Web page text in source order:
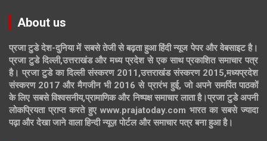
About us
प्रजा टुडे देश-दुनिया में सबसे तेजी से बढ़ता हुआ हिंदी न्यूज पेपर और वेबसाइट है।
प्रजा टुडे दिल्ली,उत्तराखंड और मध्य प्रदेश से एक साथ प्रकाशित समाचार पत्र
है। प्रजा टुडे का दिल्ली संस्करण 2011,उत्तराखंड संस्करण 2015,मध्यप्रदेश
संस्करण 2017 और मैगजीन भी 2016 से प्रारंभ हुई, जो अपने समर्पित पाठकों
के लिए सबसे विश्वसनीय,प्रामाणिक और निष्पक्ष समाचार लाता है।प्रजा टुडे अपनी
लोकप्रियता प्राप्त करते हुए www.prajatoday.com भारत का सबसे ज्यादा
पढ़ा और देखा जाने वाला हिन्दी न्यूज़ पोर्टल और समाचार पत्र बना हुआ है।